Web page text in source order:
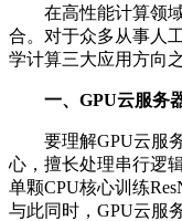
在高性能计算领域
合。对于众多从事人
学计算三大应用方向
一、GPU云服务器
要理解GPU云服务
心，擅长处理串行逻
单颗CPU核心训练
与此同时，GPU云服